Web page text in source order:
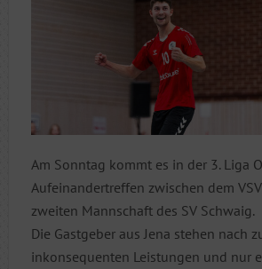
Am Sonntag kommt es in der 3. Liga
Aufeinandertreffen zwischen dem
zweiten Mannschaft des SV Schwaig.
Die Gastgeber aus Jena stehen nach
inkonsequenten Leistungen und nur